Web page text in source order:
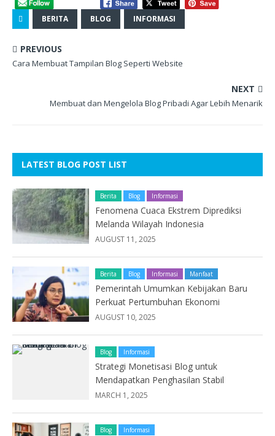
BERITA BLOG INFORMASI
PREVIOUS
Cara Membuat Tampilan Blog Seperti Website
NEXT
Membuat dan Mengelola Blog Pribadi Agar Lebih Menarik
LATEST BLOG POST LIST
Berita Blog Informasi
Fenomena Cuaca Ekstrem Diprediksi
Melanda Wilayah Indonesia
AUGUST 11, 2025
Berita Blog Informasi Manfaat
Pemerintah Umumkan Kebijakan Baru
Perkuat Pertumbuhan Ekonomi
AUGUST 10, 2025
Blog Informasi
Strategi Monetisasi Blog untuk
Mendapatkan Penghasilan Stabil
MARCH 1, 2025
Blog Informasi